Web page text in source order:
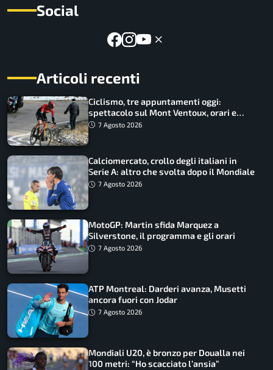
Social
Articoli recenti
Ciclismo, tre appuntamenti oggi:
spettacolo sul Mont Ventoux, orari e
come vederli
7 Agosto 2026
Calciomercato, crollo degli italiani in
Serie A: altro che svolta dopo il Mondiale
7 Agosto 2026
MotoGP: Martin sfida Marquez a
Silverstone, il programma e gli orari
7 Agosto 2026
ATP Montreal: Darderi avanza, Musetti
ancora fuori con Jodar
7 Agosto 2026
Mondiali U20, è bronzo per Doualla nei
100 metri: “Ho scacciato l’ansia”